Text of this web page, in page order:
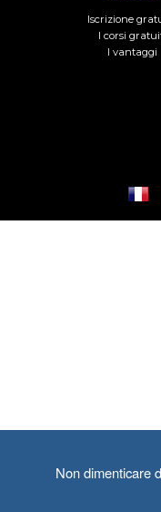
Iscrizione
I corsi
I vantaggi
Non dimenticare